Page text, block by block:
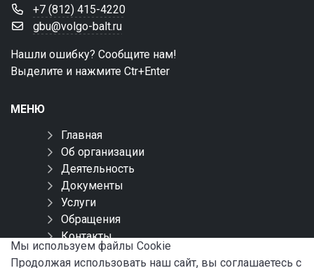
+7 (812) 415-4220
gbu@volgo-balt.ru
Нашли ошибку? Сообщите нам!
Выделите и нажмите Ctr+Enter
МЕНЮ
Главная
Об организации
Деятельность
Документы
Услуги
Обращения
Контакты
Карта сайта
Мы используем файлы Сookie
Продолжая использовать наш сайт, вы соглашаетесь с